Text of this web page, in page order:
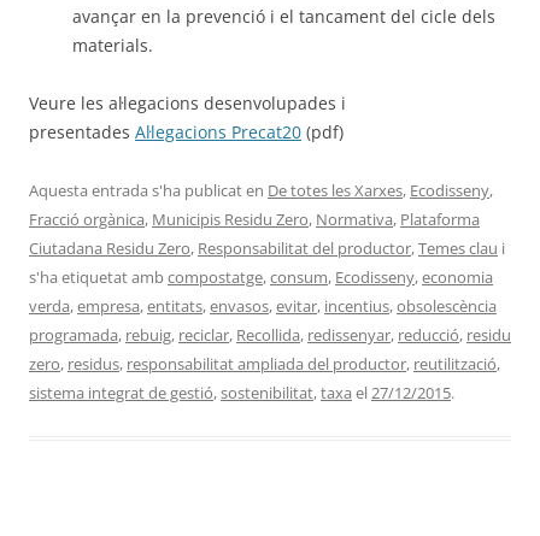
avançar en la prevenció i el tancament del cicle dels
materials.
Veure les al·legacions desenvolupades i
presentades Al·legacions Precat20 (pdf)
Aquesta entrada s'ha publicat en De totes les Xarxes, Ecodisseny,
Fracció orgànica, Municipis Residu Zero, Normativa, Plataforma
Ciutadana Residu Zero, Responsabilitat del productor,Temes clau i
s'ha etiquetat ambcompostatge,consum, Ecodisseny,economia
verda,empresa,entitats,envasos,evitar, incentius,obsolescència
programada, rebuig, reciclar, Recollida, redissenyar, reducció, residu
zero, residus, responsabilitat ampliada del productor, reutilització,
sistema integrat de gestió,sostenibilitat,taxa el27/12/2015.